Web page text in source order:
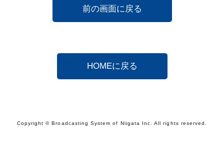
Copyright © Broadcasting System of Niigata Inc. All rights reserved.